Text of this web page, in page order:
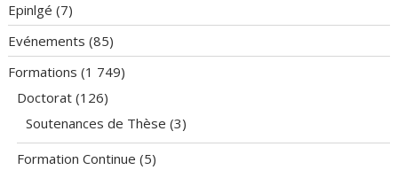
Epinlgé (7)
Evénements (85)
Formations (1 749)
Doctorat (126)
Soutenances de Thèse (3)
Formation Continue (5)